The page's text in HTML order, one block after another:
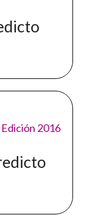
Edición 2016